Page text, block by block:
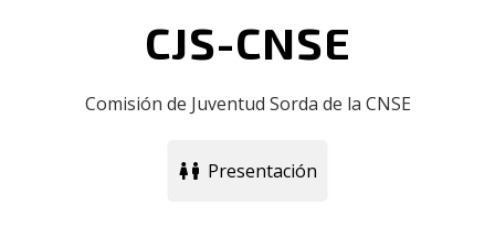
CJS-CNSE
Comisión de Juventud Sorda de la CNSE
Presentación